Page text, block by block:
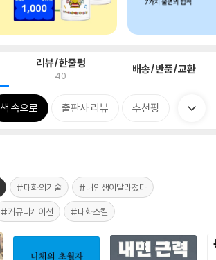
리뷰/한줄평
40 배송/반품/교환
책 속으로 출판사 리뷰 추천평
#대화의기술 #내인생이달라졌다
#커뮤니케이션 #대화스킬